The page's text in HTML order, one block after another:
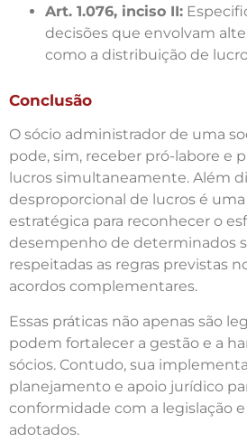
Art. 1.076, inciso II:
decisões que envolvam
como a distribuição de
Conclusão
O sócio administrador de uma
pode, sim, receber pró-labore e
lucros simultaneamente. Além
desproporcional de lucros é
estratégica para reconhecer o
desempenho de determinados
respeitadas as regras previstas
acordos complementares.
Essas práticas não apenas são
podem fortalecer a gestão e a
sócios. Contudo, sua
planejamento e apoio jurídico
conformidade com a legislação
adotados.